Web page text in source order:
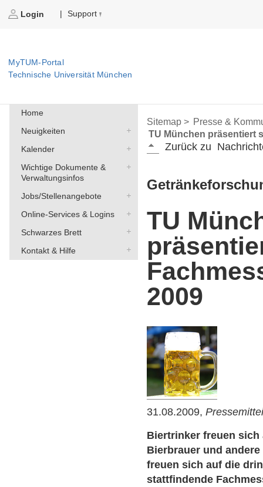
Login | Support
MyTUM-Portal
Technische Universität München
Home
Neuigkeiten
Kalender
Wichtige Dokumente &
Verwaltungsinfos
Jobs/Stellenangebote
Online-Services & Logins
Schwarzes Brett
Kontakt & Hilfe
Sitemap > Presse &
TU München präsentiert
Zurück zu
TU
2009
31.08.2009,
Biertrinker freuen sich
Bierbrauer und
freuen sich auf die
stattfindende